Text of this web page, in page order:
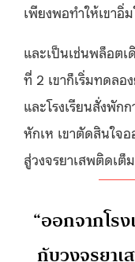
เพียงพอทำให้เขาอิ่
และเป็นเช่นพล็อตเ
ที่ 2 เขาก็เริ่มทดล
และโรงเรียนสั่งพัก
หักเห เขาตัดสินใจอ
สู่วงจรยาเสพติดเต็
“ออกจากโร
กับวงจรยา